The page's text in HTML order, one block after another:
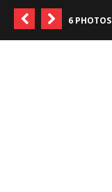
6 PHOTOS